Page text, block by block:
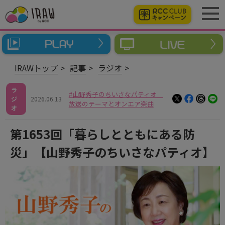
IRAWトップ 記事 ラジオ
ラ
ジ
オ
2026.06.13
山野秀子のちいさなパティオ
放送のテーマとオンエア楽曲
第1653回「暮らしとともにある防
災」【山野秀子のちいさなパティオ】